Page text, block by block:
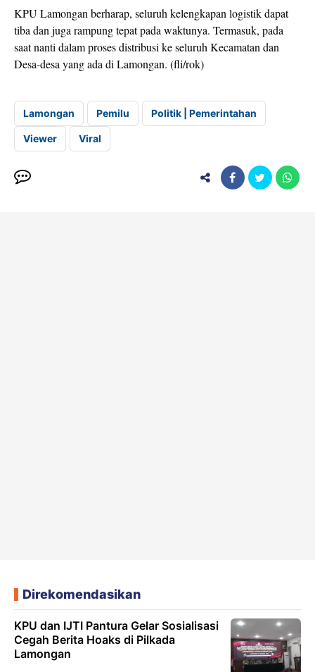
KPU Lamongan berharap, seluruh kelengkapan logistik dapat
tiba dan juga rampung tepat pada waktunya. Termasuk, pada
saat nanti dalam proses distribusi ke seluruh Kecamatan dan
Desa-desa yang ada di Lamongan. (fli/rok)
Lamongan Pemilu Politik | Pemerintahan
Viewer Viral
Direkomendasikan
KPU dan IJTI Pantura Gelar Sosialisasi
Cegah Berita Hoaks di Pilkada
Lamongan